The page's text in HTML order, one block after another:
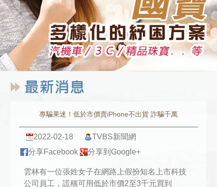
專騙果迷！低於市價賣iPhone不出貨 詐騙千萬
2022-02-18
TVBS新聞網
分享Facebook
分享到Google+
雲林有一位張姓女子在網路上假扮知名上市科技
公司員工，謊稱可用低於市價2至3千元買到